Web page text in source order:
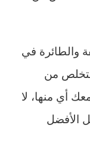
والطائرة في
من
أي منها، لا
الأفضل